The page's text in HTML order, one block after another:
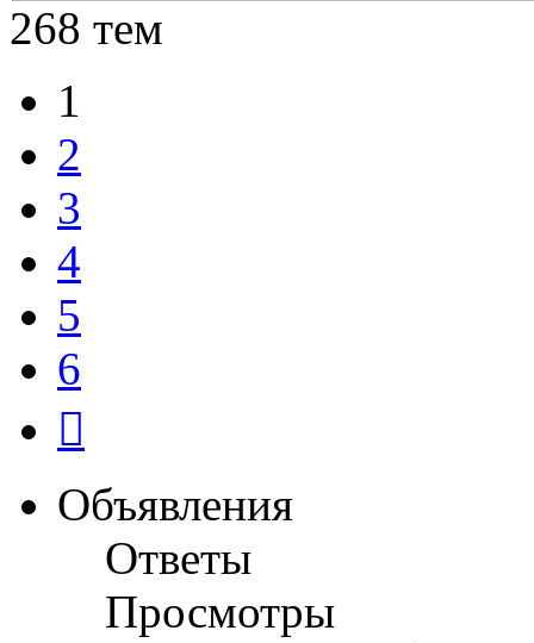
268 тем
1
2
3
4
5
6
Объявления
Ответы
Просмотры